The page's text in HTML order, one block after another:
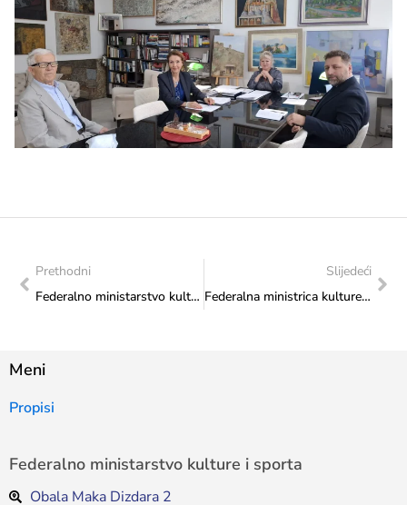
Prethodni
Federalno ministarstvo kulture i sporta osiguralo 70.000 KM za obilježavanje 135 godina „La Benevolencije“
Slijedeći
Federalna ministrica kulture i sporta Sanja Vlaisavljević potpisala ugovor sa Katoličkim bogoslovnim fakultetom Univerziteta u Sarajevu
Meni
Propisi
Federalno ministarstvo kulture i sporta
Obala Maka Dizdara 2